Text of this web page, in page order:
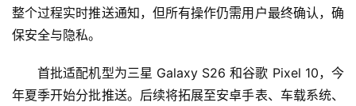
整个过程实时推送通知，但所有操作仍需用户最终确认，确
保安全与隐私。
首批适配机型为三星 Galaxy S26 和谷歌 Pixel 10，今
年夏季开始分批推送。后续将拓展至安卓手表、车载系统、